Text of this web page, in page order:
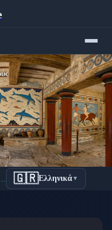
στην Κρήτη: Ο
4.000
🇬🇷Ελληνικά▼